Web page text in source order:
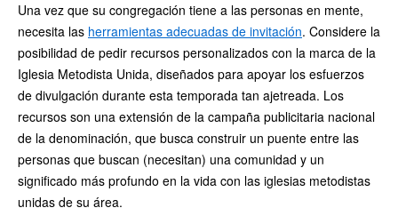
Una vez que su congregación tiene a las personas en mente,
necesita las herramientas adecuadas de invitación. Considere la
posibilidad de pedir recursos personalizados con la marca de la
Iglesia Metodista Unida, diseñados para apoyar los esfuerzos
de divulgación durante esta temporada tan ajetreada. Los
recursos son una extensión de la campaña publicitaria nacional
de la denominación, que busca construir un puente entre las
personas que buscan (necesitan) una comunidad y un
significado más profundo en la vida con las iglesias metodistas
unidas de su área.